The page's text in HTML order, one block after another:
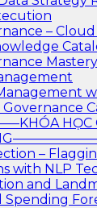
–
HỌC
–
with NLP
and
Spending